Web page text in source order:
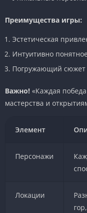
Преимущества игры:
Эстетическая
Интуитивно
Погружающий сюжет
Важно! «Каждая
мастерства и
Элемент
Персонажи
Локации